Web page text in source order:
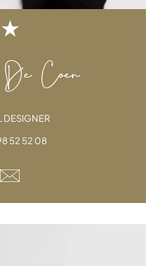
Coen
DESIGNER
52 52 08